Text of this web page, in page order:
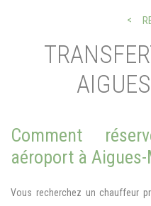
Comment
aéroport à
Vous recherchez un chauffeur